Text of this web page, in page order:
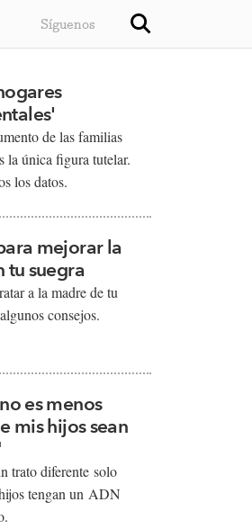
Síguenos
de las familias
la única figura tutelar.
los datos.​​
mejorar la
tu suegra
a la madre de tu
consejos.​
es menos
mis hijos sean
trato diferente solo
tengan un ADN